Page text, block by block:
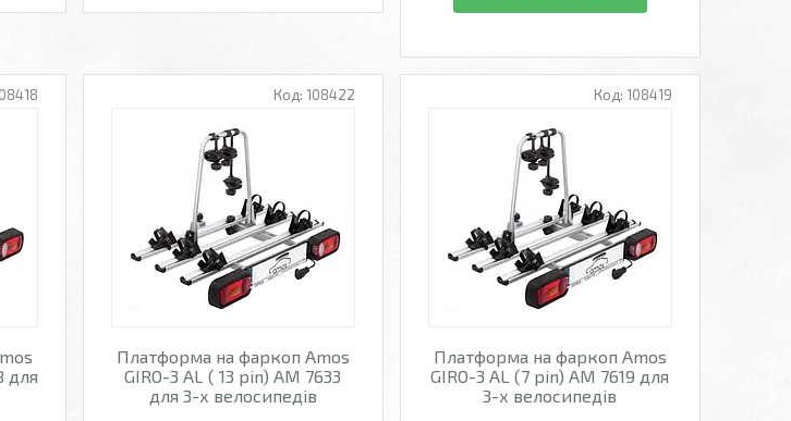
для
108422
Платформа на фаркоп Amos
GIRO-3 AL ( 13 pin) AM 7633
для 3-х велосипедів
108419
Платформа на фаркоп Amos
GIRO-3 AL (7 pin) AM 7619 для
3-х велосипедів